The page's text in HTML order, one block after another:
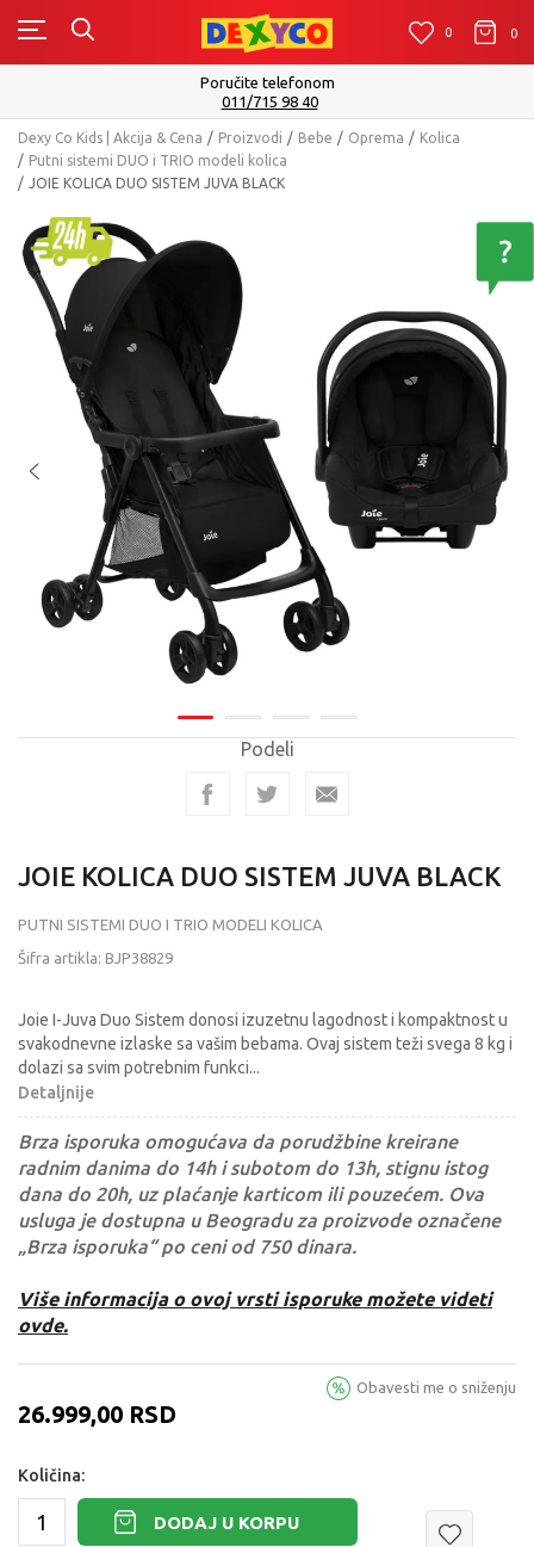
0 0 0
Poručite telefonom
011/715 98 40
Dexy Co Kids | Akcija & Cena Proizvodi Bebe Oprema
Kolica
Putni sistemi DUO i TRIO modeli kolica
JOIE KOLICA DUO SISTEM JUVA BLACK
Podeli
JOIE KOLICA DUO SISTEM JUVA BLACK
PUTNI SISTEMI DUO I TRIO MODELI KOLICA
Šifra artikla: BJP38829
Joie I-Juva Duo Sistem donosi izuzetnu lagodnost i kompaktnost u
svakodnevne izlaske sa vašim bebama. Ovaj sistem teži svega 8 kg i
dolazi sa svim potrebnim funkci...
Detaljnije
Brza isporuka omogućava da porudžbine kreirane
radnim danima do 14h i subotom do 13h, stignu istog
dana do 20h, uz plaćanje karticom ili pouzećem. Ova
usluga je dostupna u Beogradu za proizvode označene
„Brza isporuka“ po ceni od 750 dinara.
Više informacija o ovoj vrsti isporuke možete videti
ovde.
26.999,00 RSD
Obavesti me o sniženju
Količina:
DODAJ U KORPU